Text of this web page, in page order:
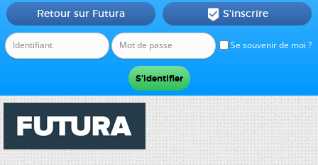
Se souvenir de moi ?
Retour sur Futura  S'inscrire